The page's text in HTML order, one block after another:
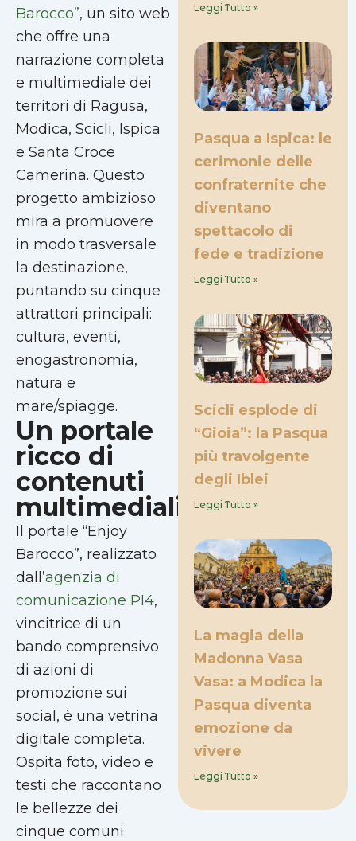
Barocco”, un sito web
che offre una
narrazione completa
e multimediale dei
territori di Ragusa,
Modica, Scicli, Ispica
e Santa Croce
Camerina. Questo
progetto ambizioso
mira a promuovere
in modo trasversale
la destinazione,
puntando su cinque
attrattori principali:
cultura, eventi,
enogastronomia,
natura e
mare/spiagge.
Un portale
ricco di
contenuti
multimediali
Il portale “Enjoy
Barocco”, realizzato
dall’agenzia di
comunicazione PI4,
vincitrice di un
bando comprensivo
di azioni di
promozione sui
social, è una vetrina
digitale completa.
Ospita foto, video e
testi che raccontano
le bellezze dei
cinque comuni
Leggi Tutto »
Pasqua a Ispica: le
cerimonie delle
confraternite che
diventano
spettacolo di
fede e tradizione
Leggi Tutto »
Scicli esplode di
“Gioia”: la Pasqua
più travolgente
degli Iblei
Leggi Tutto »
La magia della
Madonna Vasa
Vasa: a Modica la
Pasqua diventa
emozione da
vivere
Leggi Tutto »